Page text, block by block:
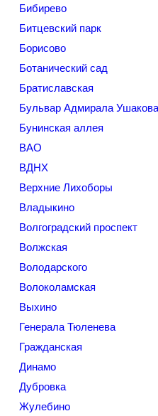
Бибирево
Битцевский парк
Борисово
Ботанический сад
Братиславская
Бульвар Адмирала Ушакова
Бунинская аллея
ВАО
ВДНХ
Верхние Лихоборы
Владыкино
Волгоградский проспект
Волжская
Володарского
Волоколамская
Выхино
Генерала Тюленева
Гражданская
Динамо
Дубровка
Жулебино